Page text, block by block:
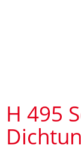
H 495